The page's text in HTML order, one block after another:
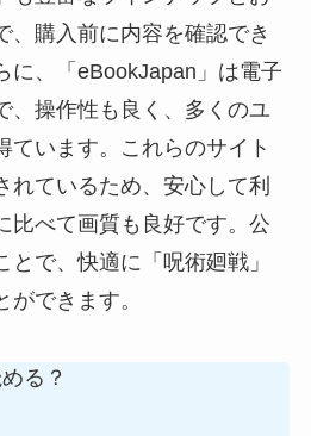
、購入前に内容を確認でき
に、「eBookJapan」は電子
、操作性も良く、多くのユ
ています。これらのサイト
れているため、安心して利
比べて画質も良好です。公
で、快適に「呪術廻戦」
できます。
る？